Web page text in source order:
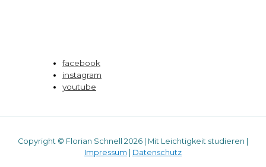
facebook
instagram
youtube
Copyright © Florian Schnell 2026 | Mit Leichtigkeit studieren |
Impressum
Datenschutz